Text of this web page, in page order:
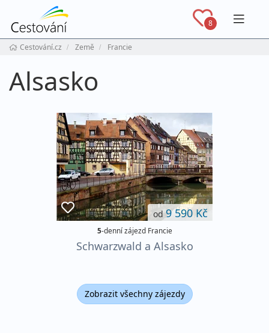
8
Cestování.cz Země Francie
Alsasko
od9 590 Kč
5-denní zájezd Francie
Schwarzwald a Alsasko
Zobrazit všechny zájezdy